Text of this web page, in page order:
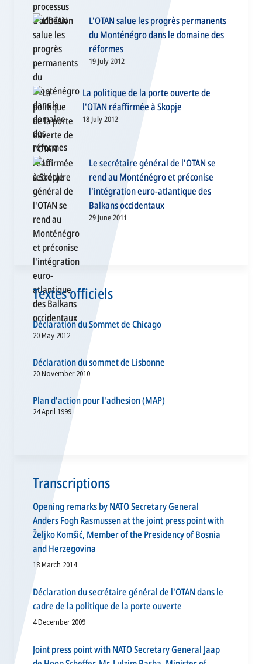
L'OTAN salue les progrès permanents
du Monténégro dans le domaine des
réformes
19 July 2012
La politique de la porte ouverte de
l'OTAN réaffirmée à Skopje
18 July 2012
Le secrétaire général de l'OTAN se
rend au Monténégro et préconise
l'intégration euro-atlantique des
Balkans occidentaux
29 June 2011
Textes officiels
Déclaration du Sommet de Chicago
20 May 2012
Déclaration du sommet de Lisbonne
20 November 2010
Plan d'action pour l'adhesion (MAP)
24 April 1999
Transcriptions
Opening remarks by NATO Secretary General
Anders Fogh Rasmussen at the joint press point with
Željko Komšić, Member of the Presidency of Bosnia
and Herzegovina
18 March 2014
Déclaration du secrétaire général de l'OTAN dans le
cadre de la politique de la porte ouverte
4 December 2009
Joint press point with NATO Secretary General Jaap